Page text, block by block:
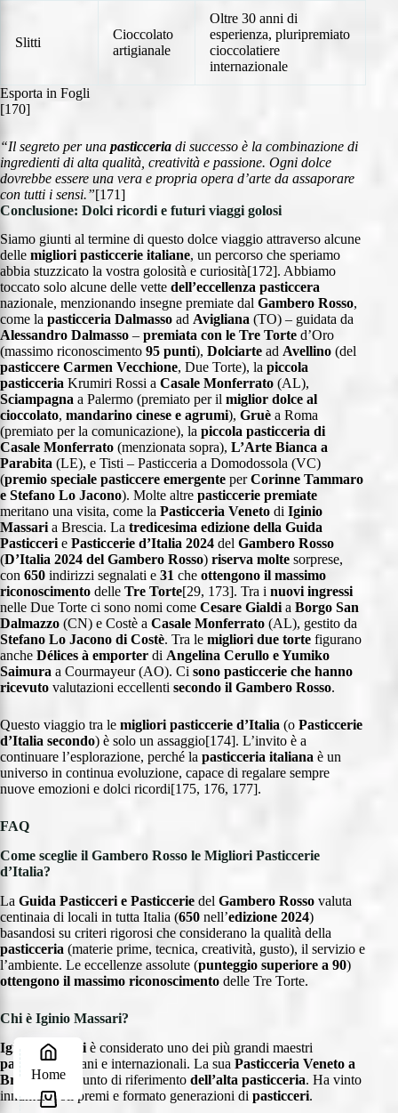
Slitti
Cioccolato
artigianale
Oltre 30 anni di
esperienza, pluripremiato
cioccolatiere
internazionale
Esporta in Fogli
[170]
“Il segreto per una pasticceria di successo è la combinazione di
ingredienti di alta qualità, creatività e passione. Ogni dolce
dovrebbe essere una vera e propria opera d’arte da assaporare
con tutti i sensi.”[171]
Conclusione: Dolci ricordi e futuri viaggi golosi
Siamo giunti al termine di questo dolce viaggio attraverso alcune
delle migliori pasticcerie italiane, un percorso che speriamo
abbia stuzzicato la vostra golosità e curiosità[172]. Abbiamo
toccato solo alcune delle vette dell’eccellenza pasticcera
nazionale, menzionando insegne premiate dal Gambero Rosso,
come la pasticceria Dalmasso ad Avigliana (TO) – guidata da
Alessandro Dalmasso – premiata con le Tre Torte d’Oro
(massimo riconoscimento 95 punti), Dolciarte ad Avellino (del
pasticcere Carmen Vecchione, Due Torte), la piccola
pasticceria Krumiri Rossi a Casale Monferrato (AL),
Sciampagna a Palermo (premiato per il miglior dolce al
cioccolato, mandarino cinese e agrumi), Gruè a Roma
(premiato per la comunicazione), la piccola pasticceria di
Casale Monferrato (menzionata sopra), L’Arte Bianca a
Parabita (LE), e Tisti – Pasticceria a Domodossola (VC)
(premio speciale pasticcere emergente perCorinne Tammaro
e Stefano Lo Jacono). Molte altre pasticcerie premiate
meritano una visita, come la Pasticceria Veneto di Iginio
Massari a Brescia. La tredicesima edizione della Guida
Pasticceri e Pasticcerie d’Italia 2024 del Gambero Rosso
(D’Italia 2024 del Gambero Rosso) riserva molte sorprese,
con 650 indirizzi segnalati e 31 che ottengono il massimo
riconoscimento delle Tre Torte[29, 173]. Tra i nuovi ingressi
nelle Due Torte ci sono nomi come Cesare Gialdi a Borgo San
Dalmazzo (CN) e Costè a Casale Monferrato (AL), gestito da
Stefano Lo Jacono di Costè. Tra le migliori due torte figurano
anche Délices à emporter di Angelina Cerullo e Yumiko
Saimura a Courmayeur (AO). Ci sono pasticcerie che hanno
ricevuto valutazioni eccellenti secondo il Gambero Rosso.
Questo viaggio tra le migliori pasticcerie d’Italia (o Pasticcerie
d’Italia secondo) è solo un assaggio[174]. L’invito è a
continuare l’esplorazione, perché la pasticceria italiana è un
universo in continua evoluzione, capace di regalare sempre
nuove emozioni e dolci ricordi[175, 176, 177].
FAQ
Come sceglie il Gambero Rosso le Migliori Pasticcerie
d’Italia?
La Guida Pasticceri e Pasticcerie del Gambero Rosso valuta
centinaia di locali in tutta Italia (650 nell’edizione 2024)
basandosi su criteri rigorosi che considerano la qualità della
pasticceria (materie prime, tecnica, creatività, gusto), il servizio e
l’ambiente. Le eccellenze assolute (punteggio superiore a 90)
ottengono il massimo riconoscimento delle Tre Torte.
Chi è Iginio Massari?
Iginio Massari è considerato uno dei più grandi maestri
pasticceri italiani e internazionali. La sua Pasticceria Veneto a
Bresciaè un punto di riferimento dell’alta pasticceria. Ha vinto
innumerevoli premi e formato generazioni di pasticceri.
Home